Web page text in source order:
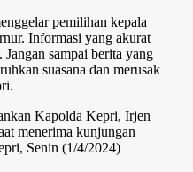
pemilihan kepala
Informasi yang akurat
sampai berita yang
suasana dan merusak
Kapolda Kepri, Irjen
menerima kunjungan
Senin (1/4/2024)